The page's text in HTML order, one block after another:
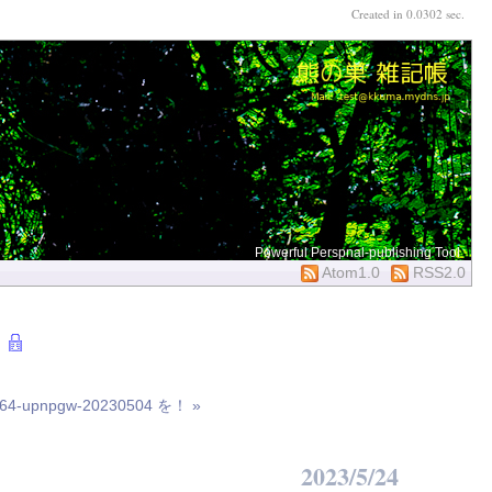
Powerful Perspnal-publishing Tool
RSS2.0
Atom1.0
upnpgw-20230504 を！ »
2023/5/24
Created in 0.0302 sec.